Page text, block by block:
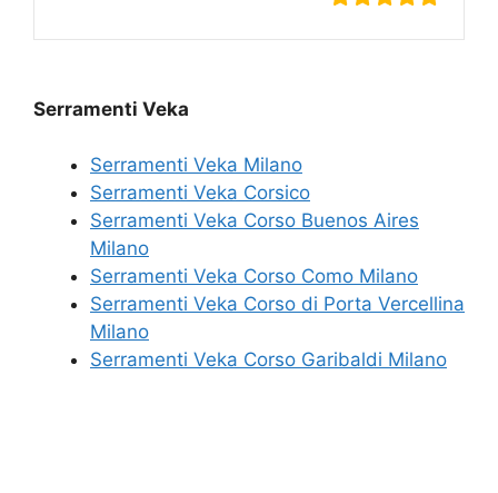
Serramenti Veka
Serramenti Veka Milano
Serramenti Veka Corsico
Serramenti Veka Corso Buenos Aires
Milano
Serramenti Veka Corso Como Milano
Serramenti Veka Corso di Porta Vercellina
Milano
Serramenti Veka Corso Garibaldi Milano